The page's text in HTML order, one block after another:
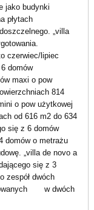
jako budynki
płytach
„villa
czerwiec/lipiec
domów
maxi o pow
814
o pow użytkowej
od 616 m2 do 634
się z 6 domów
domów o metrażu
„villa de novo a
się z 3
zespół dwóch
w dwóch